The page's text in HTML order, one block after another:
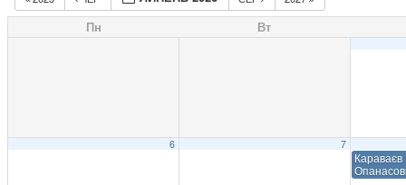
Пн Вт
6 7